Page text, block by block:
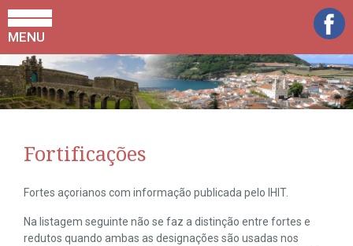
MENU
Fortificações
Fortes açorianos com informação publicada pelo IHIT.
Na listagem seguinte não se faz a distinção entre fortes e
redutos quando ambas as designações são usadas nos